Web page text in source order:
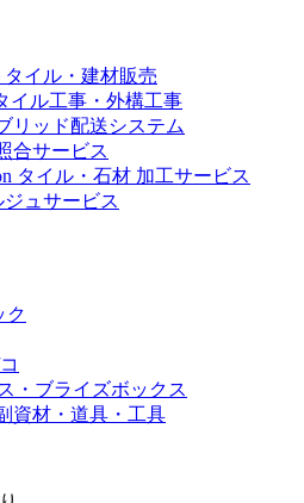
タイル・建材販売
イル工事・外構工事
リッド配送システム
合サービス
タイル・石材 加工サービス
ュサービス
ク
・ブライズボックス
資材・道具・工具